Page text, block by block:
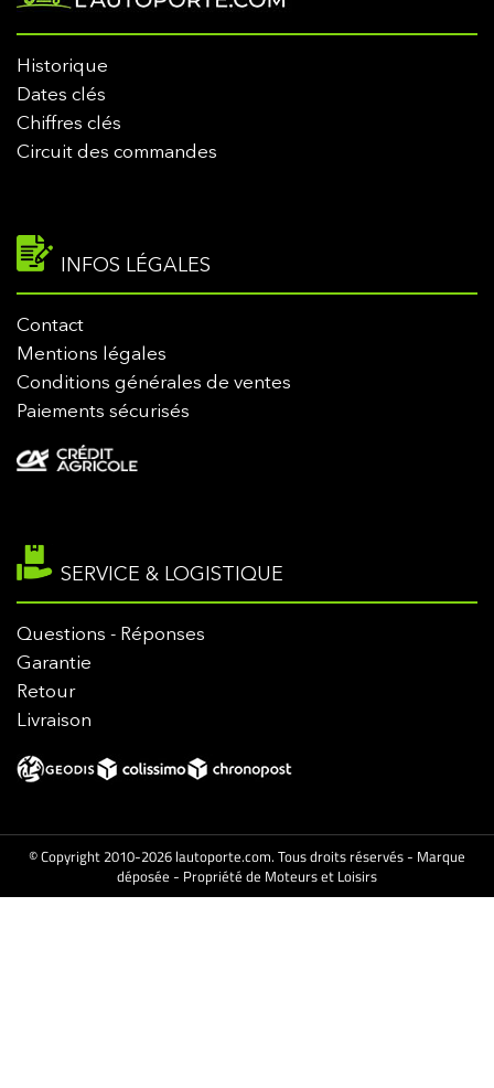
Historique
Dates clés
Chiffres clés
Circuit des commandes
INFOS LÉGALES
Contact
Mentions légales
Conditions générales de ventes
Paiements sécurisés
SERVICE & LOGISTIQUE
Questions - Réponses
Garantie
Retour
Livraison
© Copyright 2010-2026 lautoporte.com. Tous droits réservés - Marque
déposée - Propriété de Moteurs et Loisirs